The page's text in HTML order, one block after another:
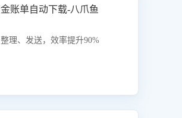
账单自动下载-八爪鱼
理、发送，效率提升90%